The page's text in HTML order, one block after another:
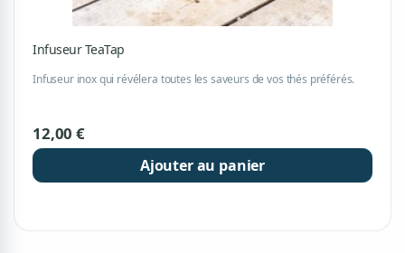
Infuseur TeaTap
Infuseur inox qui révélera toutes les saveurs de vos thés préférés.
12,00 €
Ajouter au panier